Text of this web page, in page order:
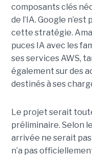
composants clés
de l’IA. Google
cette stratégie.
puces IA avec les
ses services AWS,
également sur des
destinés à ses
Le projet serait
préliminaire. Selon
arrivée ne serait
n’a pas